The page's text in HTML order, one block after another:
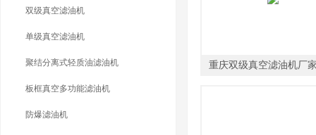
双级真空滤油机
单级真空滤油机
聚结分离式轻质油滤油机
板框真空多功能滤油机
防爆滤油机
重庆双级真空滤油机厂